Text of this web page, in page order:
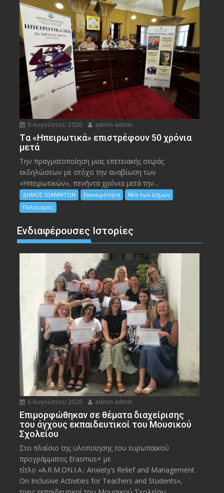
6 Αυγούστου 2026 admin admin
Tα «Ηπειρωτικά» επιστρέφουν 50 χρόνια
μετά
Την πραγματοποίηση μιας επετειακής σειράς
εκδηλώσεων με στόχο την αναβίωση των
«Ηπειρωτικών», πενήντα χρόνια μετά την...
ΔΗΜΟΣ ΙΩΑΝΝΙΤΩΝ Επικαιρότητα
Νέα των Δήμων
Πολιτισμός
Ενδιαφέρουσες Ιστορίες
6 Αυγούστου 2026 admin admin
Eπιμορφώθηκαν σε θέματα διαχείρισης
του άγχους εκπαιδευτικοί του Μουσικού
Σχολείου
Στο πλαίσιο της υλοποίησης του ευρωπαϊκού
προγράμματος Erasmus+ με
τίτλο «A.R.M.ON.I.A.: Anxiety’s Relief and Management
On Inclusive Activities for Teachers and Students»,